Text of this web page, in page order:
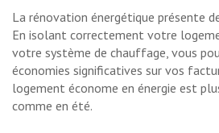
La rénovation énergétique présente
En isolant correctement votre
votre système de chauffage, vous
économies significatives sur vos
logement économe en énergie est
comme en été.